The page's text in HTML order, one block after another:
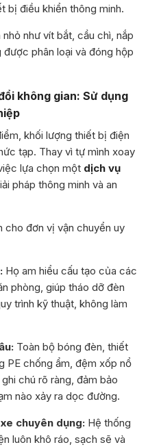
bị điều khiển thông minh.
như vít bắt, cầu chì, nắp
phân loại và đóng hộp
không gian: Sử dụng
khối lượng thiết bị điện
tạp. Thay vì tự mình xoay
lựa chọn một dịch vụ
pháp thông minh và an
cho đơn vị vận chuyển uy
Họ am hiểu cấu tạo của các
phòng, giúp tháo dỡ đèn
trình kỹ thuật, không làm
Toàn bộ bóng đèn, thiết
PE chống ẩm, đệm xốp nổ
chú rõ ràng, đảm bảo
nào xảy ra dọc đường.
chuyên dụng:Hệ thống
luôn khô ráo, sạch sẽ và